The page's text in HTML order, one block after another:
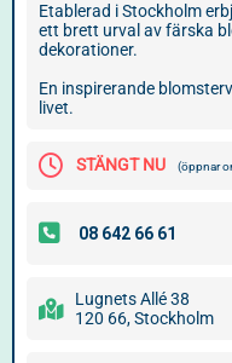
Etablerad i Stockholm
ett brett urval av färska
dekorationer.
En inspirerande
livet.
STÄNGT NU (öppnar
Lugnets Allé 38
120 66, Stockholm